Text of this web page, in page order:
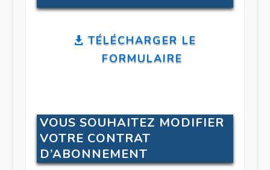
TÉLÉCHARGER LE
FORMULAIRE
VOUS SOUHAITEZ MODIFIER
VOTRE CONTRAT
D’ABONNEMENT